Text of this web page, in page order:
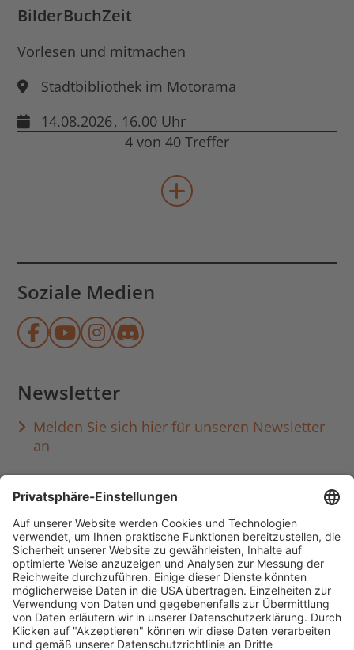
BilderBuchZeit
Vorlesen und mitmachen
Stadtbibliothek im Motorama
14.08.2026, 16.00 Uhr
4 von 40 Treffer
mehr Veranstaltungen
Soziale Medien
Münchner Stadtbibliothek auf
Münchner Stadtbibliothek auf
Münchner Stadtbibliothek
Münchner
Newsletter
Melden Sie sich hier für unseren Newsletter
an
Häufig aufgerufen
Standorte & Öffnungszeiten
anmelden & ausleihen
Ausbildung & Karriere